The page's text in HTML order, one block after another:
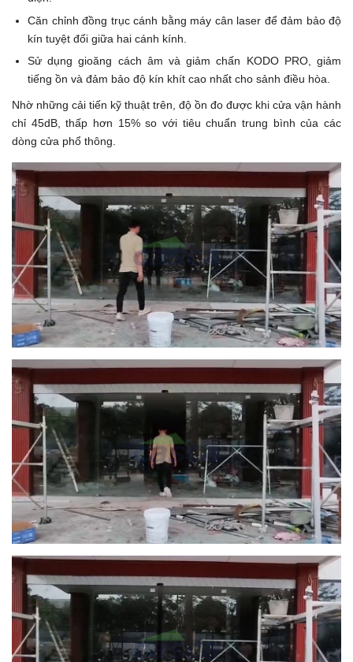
Căn chỉnh đồng trục cánh bằng máy cân laser để đảm bảo độ
kín tuyệt đối giữa hai cánh kính.
Sử dụng gioăng cách âm và giảm chấn KODO PRO, giảm
tiếng ồn và đảm bảo độ kín khít cao nhất cho sảnh điều hòa.
Nhờ những cải tiến kỹ thuật trên, độ ồn đo được khi cửa vận hành
chỉ 45dB, thấp hơn 15% so với tiêu chuẩn trung bình của các
dòng cửa phổ thông.